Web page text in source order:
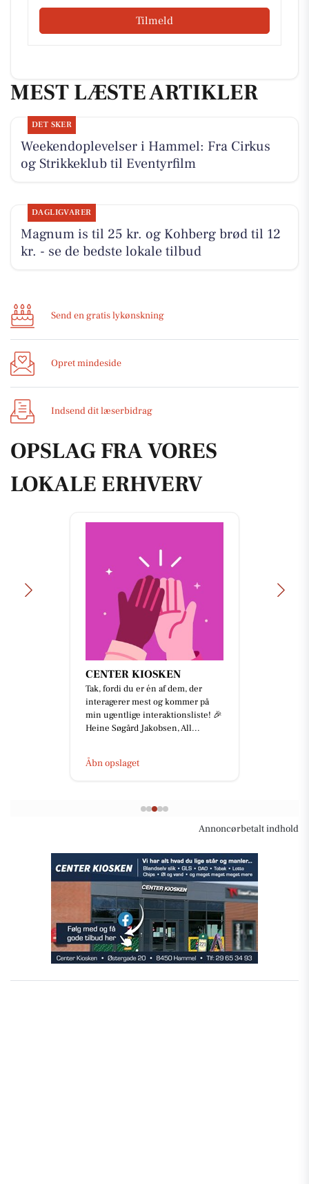
Tilmeld
MEST LÆSTE ARTIKLER
DET SKER
Weekendoplevelser i Hammel: Fra Cirkus
og Strikkeklub til Eventyrfilm
DAGLIGVARER
Magnum is til 25 kr. og Kohberg brød til 12
kr. - se de bedste lokale tilbud
Send en gratis lykønskning
Opret mindeside
Indsend dit læserbidrag
OPSLAG FRA VORES
LOKALE ERHVERV
CENTER KIOSKEN
Tak, fordi du er én af dem, der
interagerer mest og kommer på
min ugentlige interaktionsliste! 🎉
Heine Søgård Jakobsen, All...
Åbn opslaget
Annoncørbetalt indhold